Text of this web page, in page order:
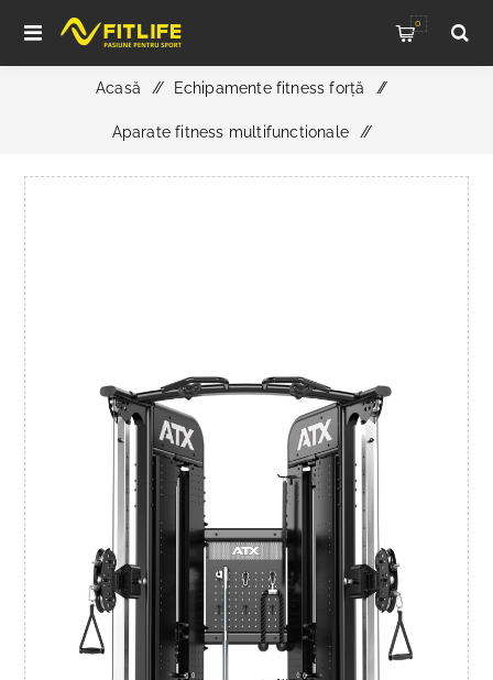
0
Acasă / Echipamente fitness forță /
Aparate fitness multifunctionale /
ATX Functional Trainer FTX-780 - Aparat profesional